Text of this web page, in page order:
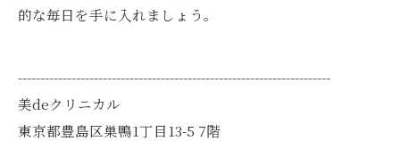
的な毎日を手に入れましょう。
----------------------------------------------------------------------
美deクリニカル
東京都豊島区巣鴨1丁目13-5 7階